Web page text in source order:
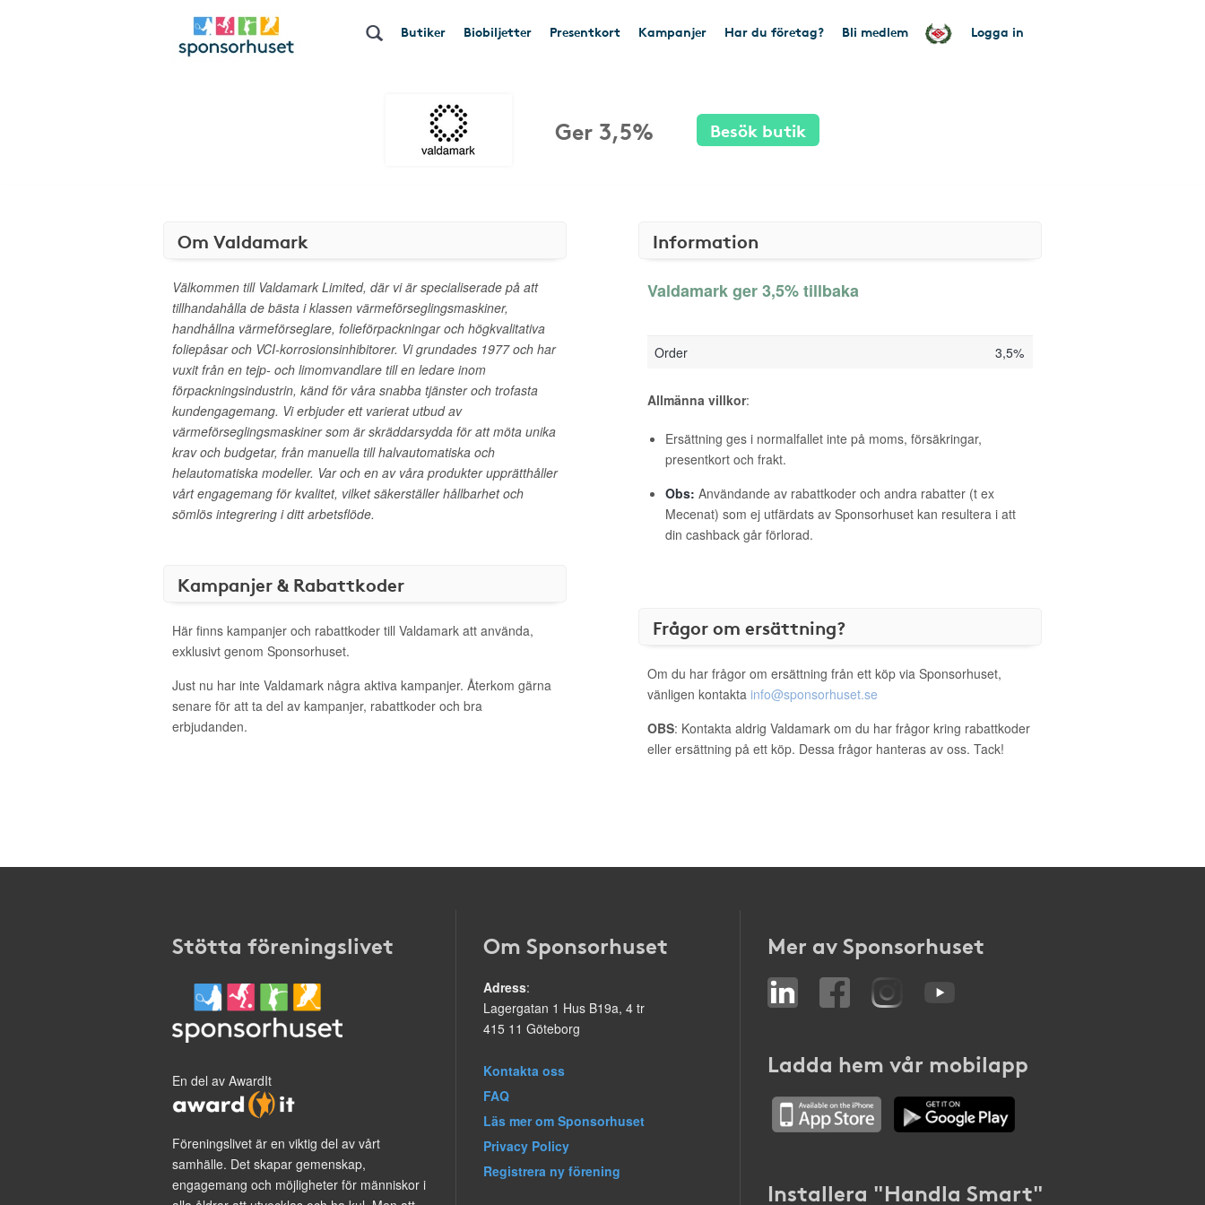
Butiker Biobiljetter Presentkort Kampanjer Har du företag? Bli medlem Logga in
Ger 3,5% Besök butik
Om Valdamark
Välkommen till Valdamark Limited, där vi är specialiserade på att
tillhandahålla de bästa i klassen värmeförseglingsmaskiner,
handhållna värmeförseglare, folieförpackningar och högkvalitativa
foliepåsar och VCI-korrosionsinhibitorer. Vi grundades 1977 och har
vuxit från en tejp- och limomvandlare till en ledare inom
förpackningsindustrin, känd för våra snabba tjänster och trofasta
kundengagemang. Vi erbjuder ett varierat utbud av
värmeförseglingsmaskiner som är skräddarsydda för att möta unika
krav och budgetar, från manuella till halvautomatiska och
helautomatiska modeller. Var och en av våra produkter upprätthåller
vårt engagemang för kvalitet, vilket säkerställer hållbarhet och
sömlös integrering i ditt arbetsflöde.
Kampanjer & Rabattkoder
Här finns kampanjer och rabattkoder till Valdamark att använda,
exklusivt genom Sponsorhuset.
Just nu har inte Valdamark några aktiva kampanjer. Återkom gärna
senare för att ta del av kampanjer, rabattkoder och bra
erbjudanden.
Information
Valdamark ger 3,5% tillbaka
Order 3,5%
Allmänna villkor:
Ersättning ges i normalfallet inte på moms, försäkringar,
presentkort och frakt.
Obs: Användande av rabattkoder och andra rabatter (t ex
Mecenat) som ej utfärdats av Sponsorhuset kan resultera i att
din cashback går förlorad.
Frågor om ersättning?
Om du har frågor om ersättning från ett köp via Sponsorhuset,
vänligen kontakta info@sponsorhuset.se
OBS: Kontakta aldrig Valdamark om du har frågor kring rabattkoder
eller ersättning på ett köp. Dessa frågor hanteras av oss. Tack!
Stötta föreningslivet
En del av AwardIt
Föreningslivet är en viktig del av vårt
samhälle. Det skapar gemenskap,
engagemang och möjligheter för människor i
Om Sponsorhuset
Adress:
Lagergatan 1 Hus B19a, 4 tr
415 11 Göteborg
Kontakta oss
FAQ
Läs mer om Sponsorhuset
Privacy Policy
Registrera ny förening
Mer av Sponsorhuset
Ladda hem vår mobilapp
Installera "Handla Smart"